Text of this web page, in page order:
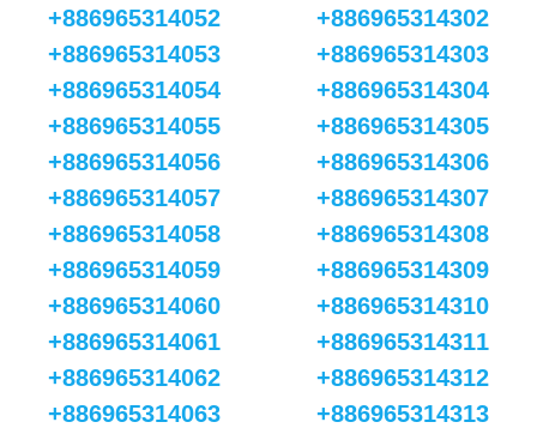
+886965314052
+886965314053
+886965314054
+886965314055
+886965314056
+886965314057
+886965314058
+886965314059
+886965314060
+886965314061
+886965314062
+886965314063
+886965314302
+886965314303
+886965314304
+886965314305
+886965314306
+886965314307
+886965314308
+886965314309
+886965314310
+886965314311
+886965314312
+886965314313